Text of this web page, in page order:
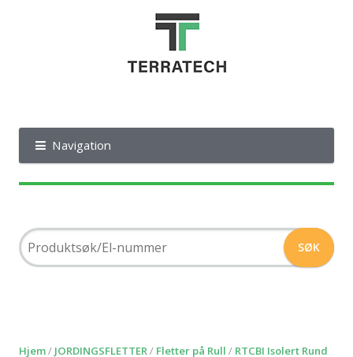
Navigation
Hjem/ JORDINGSFLETTER/ Fletter på Rull / RTCBI Isolert Rund